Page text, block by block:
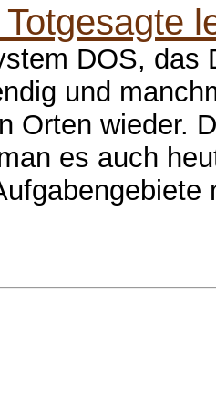
DOS, das
und
Orten wieder.
es auch